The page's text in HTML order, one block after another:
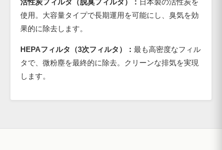
活性炭フィルタ（脱臭フィルタ）： 日本製の活性炭を
使用。大容量タイプで長期運用を可能にし、臭気を効
果的に除去します。
HEPAフィルタ（3次フィルタ）： 最も高密度なフィル
タで、微粉塵を最終的に除去。クリーンな排気を実現
します。